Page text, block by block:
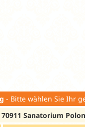
- Bitte wählen Sie Ihr
70911 Sanatorium